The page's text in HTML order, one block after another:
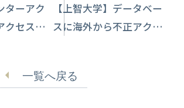
ターアク
クセス被
【上智大学】データベー
スに海外から不正アクセ
一覧へ戻る